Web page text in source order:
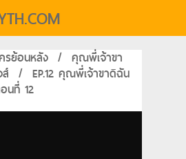
รย้อนหลัง / คุณพี่เจ้าขา
/ EP.12 คุณพี่เจ้าขาดิฉัน
นที่ 12